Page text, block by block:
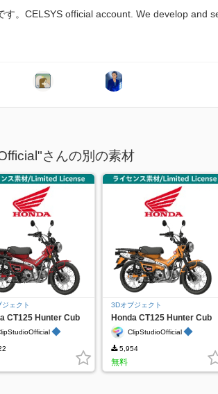
。CELSYS official account. We develop and
さんの別の素材
ェクト
CT125 Hunter Cub
◆
3Dオブジェクト
Honda CT125 Hunter Cub
YellowClipStudioOfficial◆
5,954
無料